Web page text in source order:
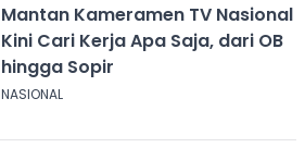
Mantan Kameramen TV Nasional
Kini Cari Kerja Apa Saja, dari OB
hingga Sopir
NASIONAL